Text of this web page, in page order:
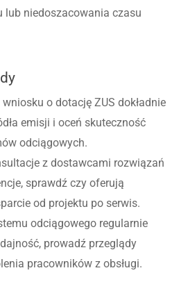
lub niedoszacowania czasu
wniosku o dotację ZUS dokładnie
emisji i oceń skuteczność
odciągowych.
z dostawcami rozwiązań
sprawdź czy oferują
od projektu po serwis.
odciągowego regularnie
prowadź przeglądy
pracowników z obsługi.